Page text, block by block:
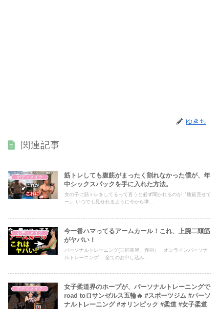
ゆきち
関連記事
ボディメイク
筋トレしても腹筋がまったく割れなかった僕が、年
中シックスパックを手に入れた方法。
女の子に筋トレをしてるって言うと必ず聞かれるのが『腹筋見せて
ー』 いつでも見せれるように今から準...
ボディメイク
今一番ハマってるアームカール！これ、上腕二頭筋
がヤバい！
パーソナルトレーニング(三軒茶屋、赤羽） オンラインパーソナ
ルトレーニング 全てのお申し込み...
ボディメイク
女子柔道界のホープが、パーソナルトレーニングで
road toロサンゼルス五輪🔥 #スポーツジム #パーソ
ナルトレーニング #オリンピック #柔道 #女子柔道